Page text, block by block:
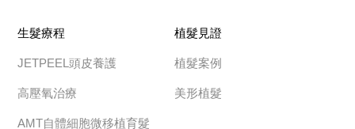
生髮療程
JETPEEL頭皮養護
高壓氧治療
AMT自體細胞微移植育髮
植髮見證
植髮案例
美形植髮